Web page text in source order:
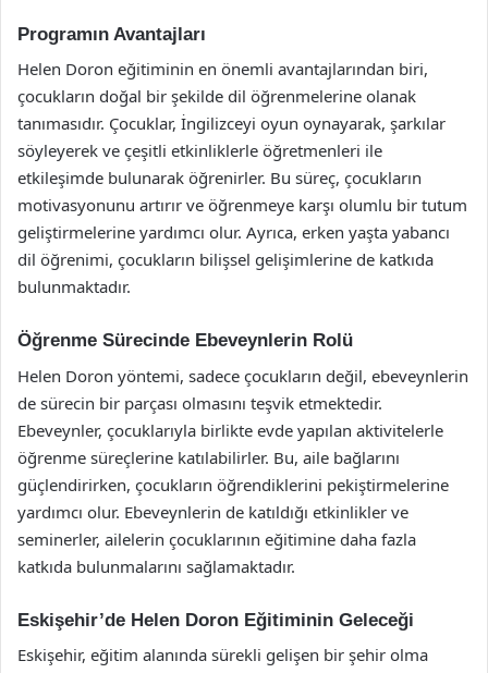
Programın Avantajları
Helen Doron eğitiminin en önemli avantajlarından biri,
çocukların doğal bir şekilde dil öğrenmelerine olanak
tanımasıdır. Çocuklar, İngilizceyi oyun oynayarak, şarkılar
söyleyerek ve çeşitli etkinliklerle öğretmenleri ile
etkileşimde bulunarak öğrenirler. Bu süreç, çocukların
motivasyonunu artırır ve öğrenmeye karşı olumlu bir tutum
geliştirmelerine yardımcı olur. Ayrıca, erken yaşta yabancı
dil öğrenimi, çocukların bilişsel gelişimlerine de katkıda
bulunmaktadır.
Öğrenme Sürecinde Ebeveynlerin Rolü
Helen Doron yöntemi, sadece çocukların değil, ebeveynlerin
de sürecin bir parçası olmasını teşvik etmektedir.
Ebeveynler, çocuklarıyla birlikte evde yapılan aktivitelerle
öğrenme süreçlerine katılabilirler. Bu, aile bağlarını
güçlendirirken, çocukların öğrendiklerini pekiştirmelerine
yardımcı olur. Ebeveynlerin de katıldığı etkinlikler ve
seminerler, ailelerin çocuklarının eğitimine daha fazla
katkıda bulunmalarını sağlamaktadır.
Eskişehir’de Helen Doron Eğitiminin Geleceği
Eskişehir, eğitim alanında sürekli gelişen bir şehir olma